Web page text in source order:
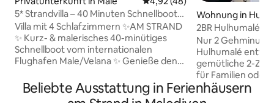
5* Strandvilla – 40 Minuten Schnellboot
von Male
Villa mit 4 Schlafzimmern ✨AM STRAND
✨ Kurz- & malerisches 40-minütiges
Schnellboot vom internationalen
Flughafen Male/Velana ✨ Genieße den
deinem Zimmer aus! ✨ In der Nähe von
Geschäften, Cafés und Restaurants ✨
Wohnung in
2BR Hulhumalé
Gehminuten zum
Nur 2
Hulhumalé
gemütliche 2-
für Familien oder
zu 5 Gästen Beide Schlafzimmer mit
Beliebte Ausstattung in Ferienhäusern